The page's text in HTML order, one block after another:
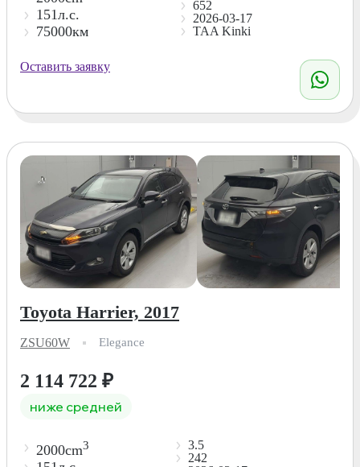
151л.с.
75000км
652
2026-03-17
TAA Kinki
Оставить заявку
Toyota Harrier, 2017
ZSU60W Elegance
2 114 722 ₽
ниже средней
2000cm3
3.5
242